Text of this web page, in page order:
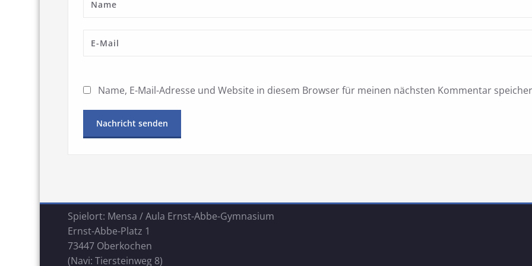
Name, E-Mail-Adresse und Website in diesem Browser für meinen nächsten Kommentar
Spielort: Mensa / Aula Ernst-Abbe-Gymnasium
Ernst-Abbe-Platz 1
73447 Oberkochen
(Navi: Tiersteinweg 8)